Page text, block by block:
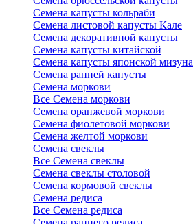
Семена капусты кольраби
Семена листовой капусты Кале
Семена декоративной капусты
Семена капусты китайской
Семена капусты японской мизуна
Семена ранней капусты
Семена моркови
Все Семена моркови
Семена оранжевой моркови
Семена фиолетовой моркови
Семена желтой моркови
Семена свеклы
Все Семена свеклы
Семена свеклы столовой
Семена кормовой свеклы
Семена редиса
Все Семена редиса